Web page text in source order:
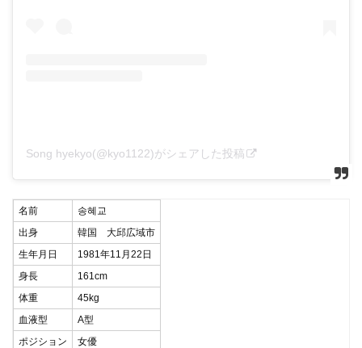
Song hyekyo(@kyo1122)がシェアした投稿
名前
송혜교
出身
韓国 大邱広域市
生年月日
1981年11月22日
身長
161cm
体重
45kg
血液型
A型
ポジション
女優